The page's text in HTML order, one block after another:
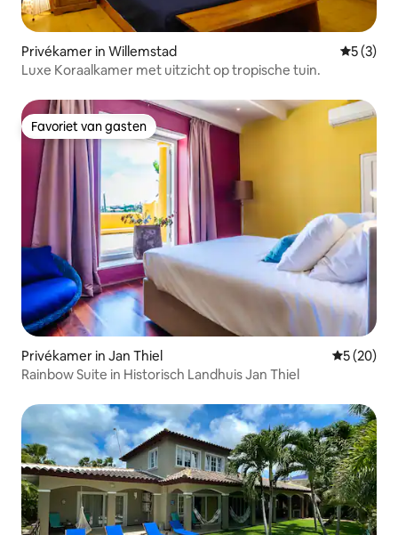
Privékamer in Willemstad
5 (3)
Luxe Koraalkamer met uitzicht op tropische tuin.
Favoriet van gasten
Favoriet van gasten
Privékamer in Jan Thiel
5 (20)
Rainbow Suite in Historisch Landhuis Jan Thiel